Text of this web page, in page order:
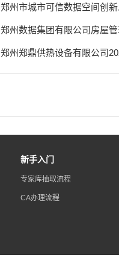
郑州市城市可信数据空间创
郑州数据集团有限公司房屋
新手入门
专家库抽取流程
CA办理流程